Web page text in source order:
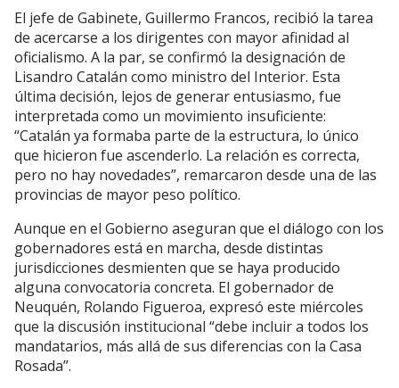
El jefe de Gabinete, Guillermo Francos, recibió la tarea
de acercarse a los dirigentes con mayor afinidad al
oficialismo. A la par, se confirmó la designación de
Lisandro Catalán como ministro del Interior. Esta
última decisión, lejos de generar entusiasmo, fue
interpretada como un movimiento insuficiente:
“Catalán ya formaba parte de la estructura, lo único
que hicieron fue ascenderlo. La relación es correcta,
pero no hay novedades”, remarcaron desde una de las
provincias de mayor peso político.
Aunque en el Gobierno aseguran que el diálogo con los
gobernadores está en marcha, desde distintas
jurisdicciones desmienten que se haya producido
alguna convocatoria concreta. El gobernador de
Neuquén, Rolando Figueroa, expresó este miércoles
que la discusión institucional “debe incluir a todos los
mandatarios, más allá de sus diferencias con la Casa
Rosada”.